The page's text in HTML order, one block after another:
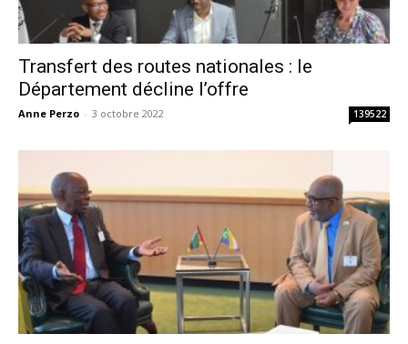
Transfert des routes nationales : le
Département décline l’offre
Anne Perzo - 3 octobre 2022 139522